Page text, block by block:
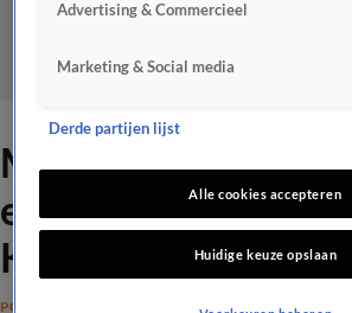
Mona Keijzer stopt
en gaat verder als
Kamerlid
POLITIEK
Advertising & Commercieel
Marketing & Social media
Derde partijen lijst
Alle cookies accepteren
Huidige keuze opslaan